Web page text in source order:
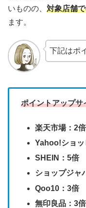
いものの、 対象店舗
ます。
下記はポ
ポイントアップサ
楽天市場：2倍
Yahoo!ショ
SHEIN：5倍
ショップジャ
Qoo10：3倍
無印良品：3倍